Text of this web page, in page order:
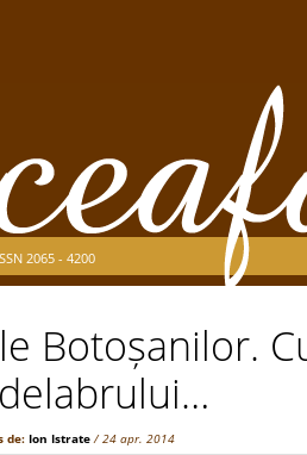
2065 - 4200
Botoșanilor.
de: Ion Istrate / 24 apr. 2014